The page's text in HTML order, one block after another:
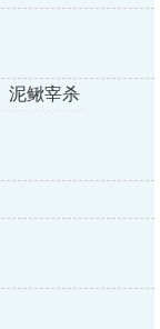
泥鳅宰杀